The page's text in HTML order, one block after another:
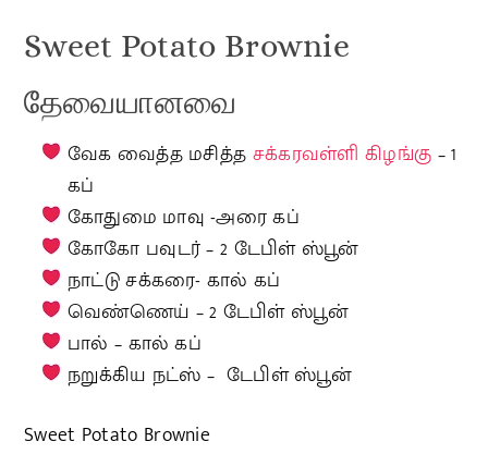
Sweet Potato Brownie
தேவையானவை
வேக வைத்த மசித்த சக்கரவள்ளி கிழங்கு – 1
கப்
கோதுமை மாவு -அரை கப்
கோகோ பவுடர் – 2 டேபிள் ஸ்பூன்
நாட்டு சக்கரை- கால் கப்
வெண்ணெய் – 2 டேபிள் ஸ்பூன்
பால் – கால் கப்
நறுக்கிய நட்ஸ் – டேபிள் ஸ்பூன்
Sweet Potato Brownie